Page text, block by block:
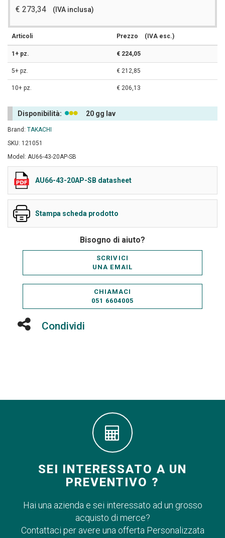
€ 273,34 (IVA inclusa)
Articoli Prezzo (IVA esc.)
1+ pz. € 224,05
5+ pz. € 212,85
10+ pz. € 206,13
Disponibilità: 20 gg lav
Brand: TAKACHI
SKU: 121051
Model: AU66-43-20AP-SB
AU66-43-20AP-SB datasheet
Stampa scheda prodotto
Bisogno di aiuto?
SCRIVICI
UNA EMAIL
CHIAMACI
051 6604005
Condividi
SEI INTERESSATO A UN
PREVENTIVO ?
Hai una azienda e sei interessato ad un grosso
acquisto di merce?
Contattaci per avere una offerta Personalizzata